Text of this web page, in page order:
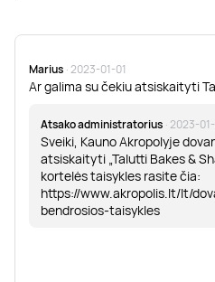
Marius · 2023-01-01
Ar galima su čekiu atsiskaityti
Atsako administratorius · 2023-
Sveiki, Kauno Akropolyje
atsiskaityti „Talutti Bakes &
kortelės taisykles rasite čia:
https://www.akropolis.lt/lt/
bendrosios-taisykles